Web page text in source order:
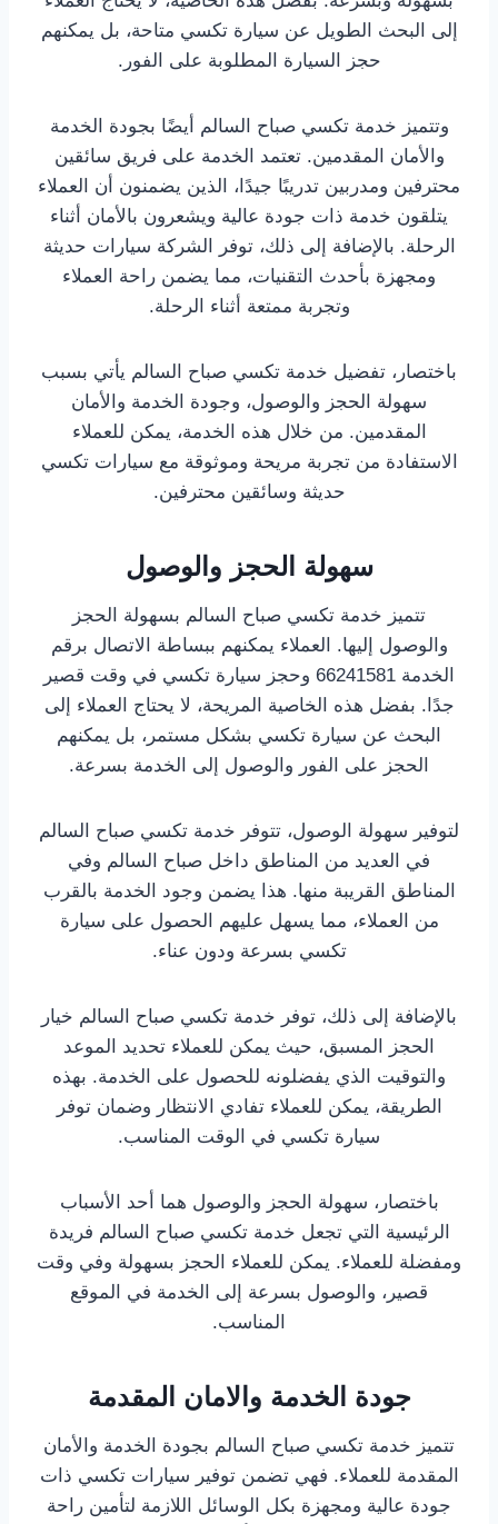
إلى البحث الطويل عن سيارة تكسي متاحة، بل يمكنهم
حجز السيارة المطلوبة على الفور.
وتتميز خدمة تكسي صباح السالم أيضًا بجودة الخدمة
والأمان المقدمين. تعتمد الخدمة على فريق سائقين
محترفين ومدربين تدريبًا جيدًا، الذين يضمنون أن العملاء
يتلقون خدمة ذات جودة عالية ويشعرون بالأمان أثناء
الرحلة. بالإضافة إلى ذلك، توفر الشركة سيارات حديثة
ومجهزة بأحدث التقنيات، مما يضمن راحة العملاء
وتجربة ممتعة أثناء الرحلة.
باختصار، تفضيل خدمة تكسي صباح السالم يأتي بسبب
سهولة الحجز والوصول، وجودة الخدمة والأمان
المقدمين. من خلال هذه الخدمة، يمكن للعملاء
الاستفادة من تجربة مريحة وموثوقة مع سيارات تكسي
حديثة وسائقين محترفين.
سهولة الحجز والوصول
تتميز خدمة تكسي صباح السالم بسهولة الحجز
والوصول إليها. العملاء يمكنهم ببساطة الاتصال برقم
الخدمة 66241581 وحجز سيارة تكسي في وقت قصير
جدًا. بفضل هذه الخاصية المريحة، لا يحتاج العملاء إلى
البحث عن سيارة تكسي بشكل مستمر، بل يمكنهم
الحجز على الفور والوصول إلى الخدمة بسرعة.
لتوفير سهولة الوصول، تتوفر خدمة تكسي صباح السالم
في العديد من المناطق داخل صباح السالم وفي
المناطق القريبة منها. هذا يضمن وجود الخدمة بالقرب
من العملاء، مما يسهل عليهم الحصول على سيارة
تكسي بسرعة ودون عناء.
بالإضافة إلى ذلك، توفر خدمة تكسي صباح السالم خيار
الحجز المسبق، حيث يمكن للعملاء تحديد الموعد
والتوقيت الذي يفضلونه للحصول على الخدمة. بهذه
الطريقة، يمكن للعملاء تفادي الانتظار وضمان توفر
سيارة تكسي في الوقت المناسب.
باختصار، سهولة الحجز والوصول هما أحد الأسباب
الرئيسية التي تجعل خدمة تكسي صباح السالم فريدة
ومفضلة للعملاء. يمكن للعملاء الحجز بسهولة وفي وقت
قصير، والوصول بسرعة إلى الخدمة في الموقع
المناسب.
جودة الخدمة والامان المقدمة
تتميز خدمة تكسي صباح السالم بجودة الخدمة والأمان
المقدمة للعملاء. فهي تضمن توفير سيارات تكسي ذات
جودة عالية ومجهزة بكل الوسائل اللازمة لتأمين راحة